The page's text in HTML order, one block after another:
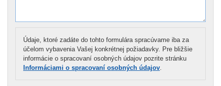
Údaje, ktoré zadáte do tohto formulára spracúvame iba za
účelom vybavenia Vašej konkrétnej požiadavky. Pre bližšie
informácie o spracovaní osobných údajov pozrite stránku
Informáciami o spracovaní osobných údajov.